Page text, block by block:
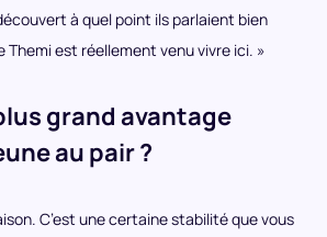
à quel point ils parlaient bien
Themi est réellement venu vivre ici. »
grand avantage
au pair ?
C’est une certaine stabilité que vous